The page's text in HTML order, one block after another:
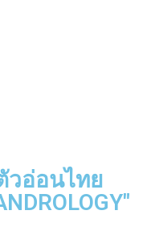
วอ่อนไทย